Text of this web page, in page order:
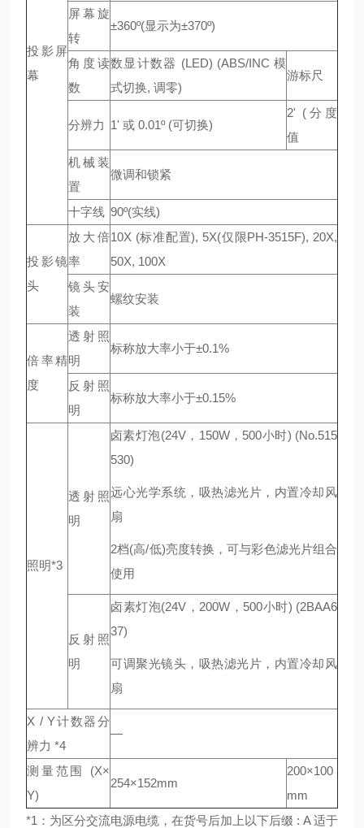
投影屏
幕
屏幕旋
转
±360º(显示为±370º)
角度读
数
数显计数器 (LED) (ABS/INC 模
式切换, 调零)
游标尺
分辨力 1' 或 0.01º (可切换)
2' (分度
值
机械装
置
微调和锁紧
十字线 90º(实线)
投影镜
头
放大倍
率
10X (标准配置), 5X(仅限PH-3515F), 20X,
50X, 100X
镜头安
装
螺纹安装
倍率精
度
透射照
明
标称放大率小于±0.1%
反射照
明
标称放大率小于±0.15%
照明*3
透射照
明
卤素灯泡(24V，150W，500小时) (No.515
530)
远心光学系统，吸热滤光片，内置冷却风
扇
2档(高/低)亮度转换，可与彩色滤光片组合
使用
反射照
明
卤素灯泡(24V，200W，500小时) (2BAA6
37)
可调聚光镜头，吸热滤光片，内置冷却风
扇
X / Y计数器分
辨力 *4
—
测量范围 (X×
Y)
254×152mm
200×100
mm
*1：为区分交流电源电缆，在货号后加上以下后缀 : A 适于